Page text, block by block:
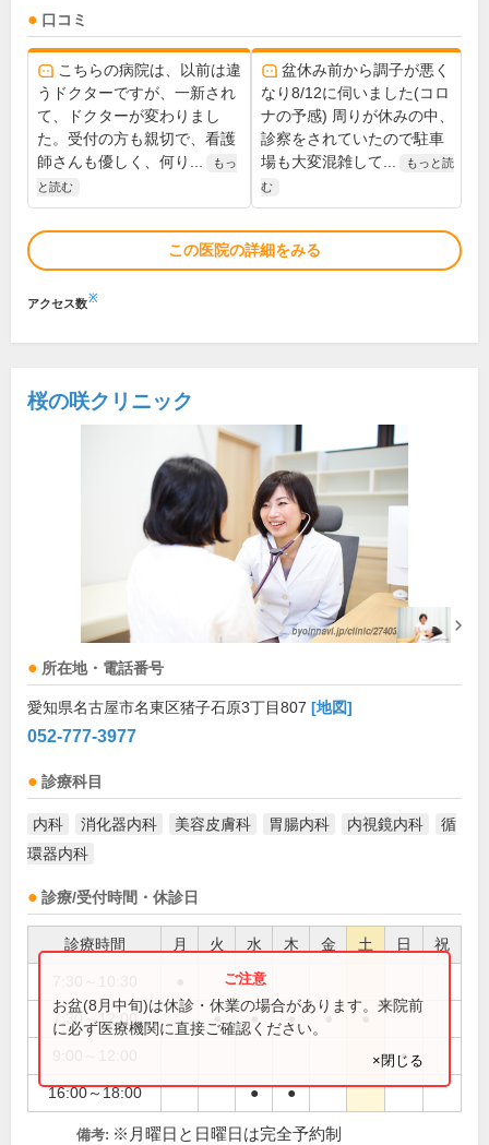
口コミ
こちらの病院は、以前は違
うドクターですが、一新され
て、ドクターが変わりまし
た。受付の方も親切で、看護
師さんも優しく、何り...
もっ
と読む
盆休み前から調子が悪く
なり8/12に伺いました(コロ
ナの予感) 周りが休みの中、
診察をされていたので駐車
場も大変混雑して...
もっと読
む
この医院の詳細をみる
アクセス数※
桜の咲クリニック
所在地・電話番号
愛知県名古屋市名東区猪子石原3丁目807 [地図]
052-777-3977
診療科目
内科 消化器内科 美容皮膚科 胃腸内科 内視鏡内科
循
環器内科
診療/受付時間・休診日
診療時間 月 火 水 木 金 土 日 祝
7:30～12:00 ● ● ● ● ●
●
16:00～18:00 ● ●
お盆(8月中旬)は休診・休業の場合があります。来院前
に必ず医療機関に直接ご確認ください。
×閉じる
備考: ※月曜日と日曜日は完全予約制